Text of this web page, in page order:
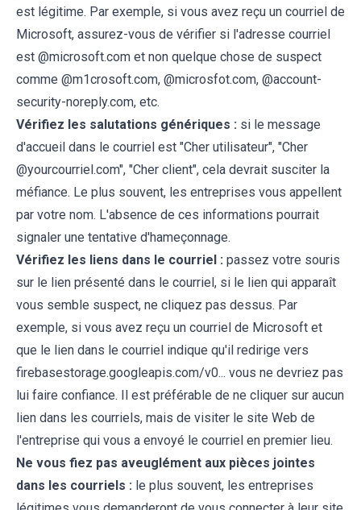
est légitime. Par exemple, si vous avez reçu un courriel de
Microsoft, assurez-vous de vérifier si l'adresse courriel
est @microsoft.com et non quelque chose de suspect
comme @m1crosoft.com, @microsfot.com, @account-
security-noreply.com, etc.
Vérifiez les salutations génériques : si le message
d'accueil dans le courriel est "Cher utilisateur", "Cher
@yourcourriel.com", "Cher client", cela devrait susciter la
méfiance. Le plus souvent, les entreprises vous appellent
par votre nom. L'absence de ces informations pourrait
signaler une tentative d'hameçonnage.
Vérifiez les liens dans le courriel : passez votre souris
sur le lien présenté dans le courriel, si le lien qui apparaît
vous semble suspect, ne cliquez pas dessus. Par
exemple, si vous avez reçu un courriel de Microsoft et
que le lien dans le courriel indique qu'il redirige vers
firebasestorage.googleapis.com/v0... vous ne devriez pas
lui faire confiance. Il est préférable de ne cliquer sur aucun
lien dans les courriels, mais de visiter le site Web de
l'entreprise qui vous a envoyé le courriel en premier lieu.
Ne vous fiez pas aveuglément aux pièces jointes
dans les courriels : le plus souvent, les entreprises